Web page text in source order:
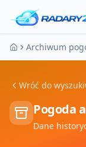
Strona główna
Archiwum
Wróć do
Pogoda
Dane